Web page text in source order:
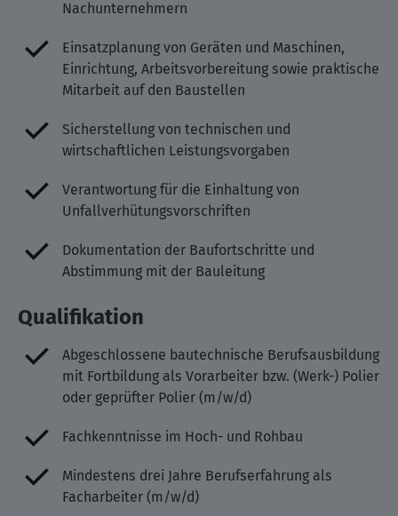
Nachunternehmern
Einsatzplanung von Geräten und Maschinen,
Einrichtung, Arbeitsvorbereitung sowie praktische
Mitarbeit auf den Baustellen
Sicherstellung von technischen und
wirtschaftlichen Leistungsvorgaben
Verantwortung für die Einhaltung von
Unfallverhütungsvorschriften
Dokumentation der Baufortschritte und
Abstimmung mit der Bauleitung
Qualifikation
Abgeschlossene bautechnische Berufsausbildung
mit Fortbildung als Vorarbeiter bzw. (Werk-) Polier
oder geprüfter Polier (m/w/d)
Fachkenntnisse im Hoch- und Rohbau
Mindestens drei Jahre Berufserfahrung als
Facharbeiter (m/w/d)